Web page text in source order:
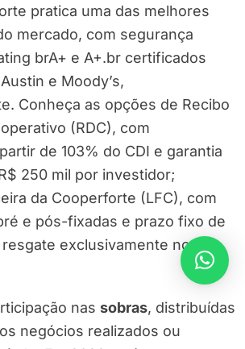
pratica uma das melhores
mercado, com segurança
brA+ e A+.br certificados
e Moody’s,
Conheça as opções de Recibo
(RDC), com
de 103% do CDI e garantia
250 mil por investidor;
da Cooperforte (LFC), com
e pós-fixadas e prazo fixo de
exclusivamente no
nas sobras, distribuídas
negócios realizados ou